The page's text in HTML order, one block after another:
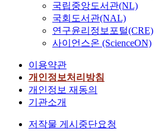
국립중앙도서관(NL)
국회도서관(NAL)
연구윤리정보포털(CRE)
사이언스온 (ScienceON)
이용약관
개인정보처리방침
개인정보 재동의
기관소개
저작물 게시중단요청